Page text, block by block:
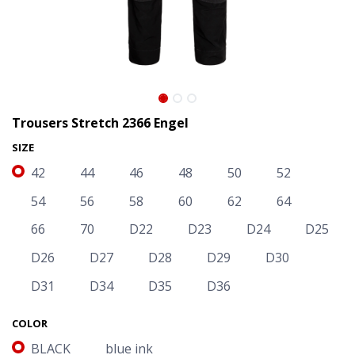
Trousers Stretch 2366 Engel
SIZE
42 44 46 48 50
52
54
56 58 60 62
64
66
70 D22 D23 D24
D25
D26
D27 D28 D29
D30
D31
D34 D35 D36
COLOR
BLACK blue ink